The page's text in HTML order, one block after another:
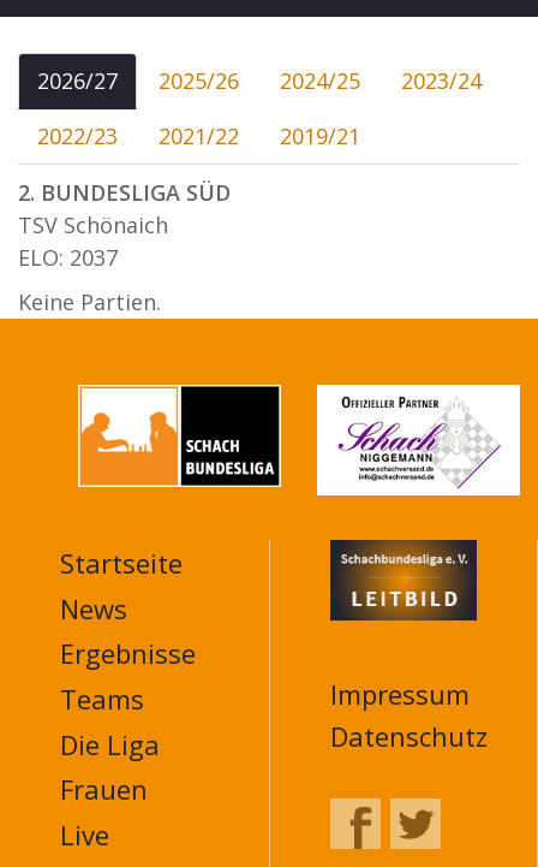
2026/27 2025/26 2024/25
2023/24
2022/23
2021/22
2019/21
2. BUNDESLIGA SÜD
TSV Schönaich
ELO: 2037
Keine Partien.
MAIN
NAVIGATION
FOOTER
Startseite
News
Ergebnisse
Teams
Die Liga
Frauen
Live
Impressum
Datenschutz